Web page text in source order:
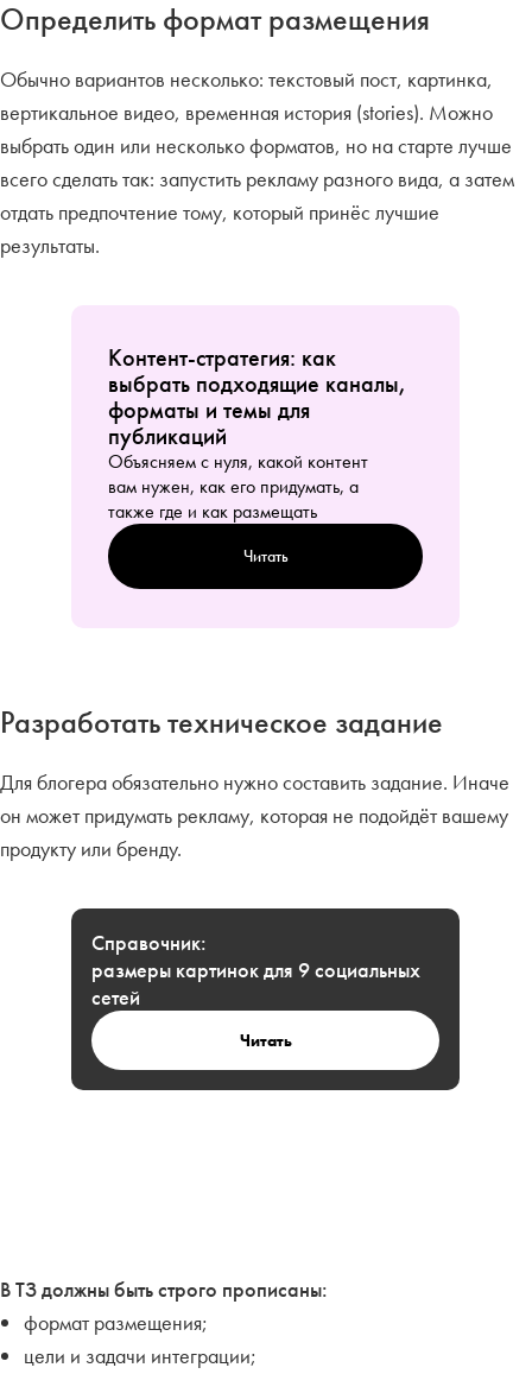
Определить формат размещения
Обычно вариантов несколько: текстовый пост, картинка,
вертикальное видео, временная история (stories). Можно
выбрать один или несколько форматов, но на старте лучше
всего сделать так: запустить рекламу разного вида, а затем
отдать предпочтение тому, который принёс лучшие
результаты.
Контент-стратегия: как
выбрать подходящие каналы,
форматы и темы для
публикаций
Объясняем с нуля, какой контент
вам нужен, как его придумать, а
также где и как размещать
Читать
Разработать техническое задание
Для блогера обязательно нужно составить задание. Иначе
он может придумать рекламу, которая не подойдёт вашему
продукту или бренду.
Справочник:
размеры картинок для 9 социальных
сетей
Читать
В ТЗ должны быть строго прописаны:
формат размещения;
цели и задачи интеграции;